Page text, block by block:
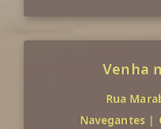
Venha
Rua
Navegantes |